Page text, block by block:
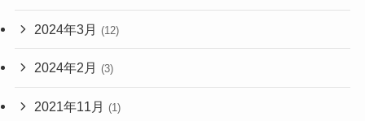
2024年3月 (12)
2024年2月 (3)
2021年11月 (1)